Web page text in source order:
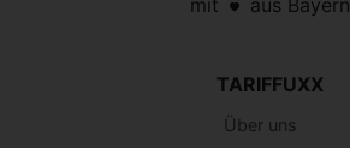
mit aus Bayern
TARIFFUXX
Über uns